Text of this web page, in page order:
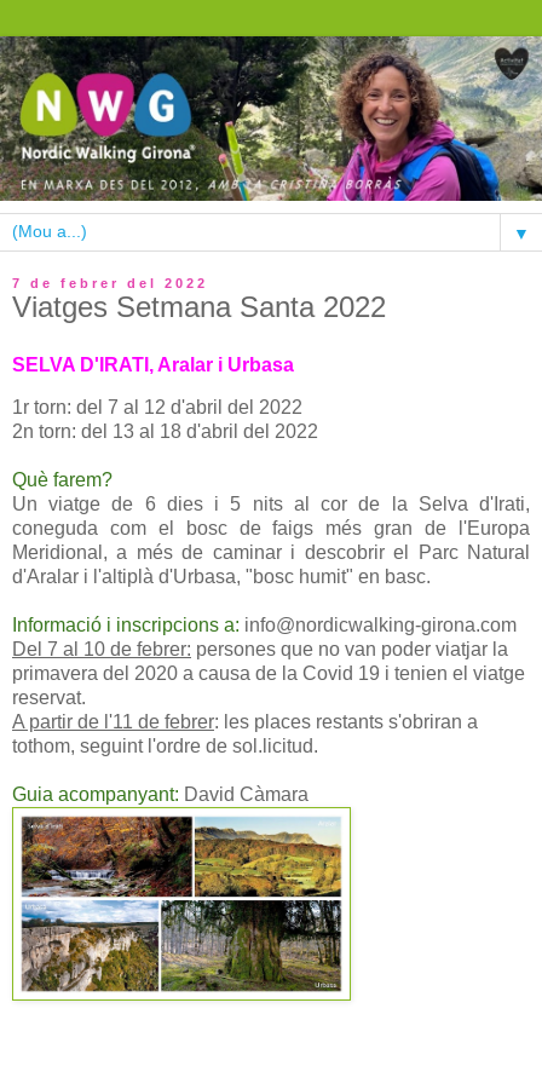
▼
7 de febrer del 2022
Viatges Setmana Santa 2022
SELVA D'IRATI, Aralar i Urbasa
1r torn: del 7 al 12 d'abril del 2022
2n torn: del 13 al 18 d'abril del 2022
Què farem?
Un viatge de 6 dies i 5 nits al cor de la Selva d'Irati,
coneguda com el bosc de faigs més gran de l'Europa
Meridional, a més de caminar i descobrir el Parc Natural
d'Aralar i l'altiplà d'Urbasa, "bosc humit" en basc.
Informació i inscripcions a: info@nordicwalking-girona.com
Del 7 al 10 de febrer: persones que no van poder viatjar la
primavera del 2020 a causa de la Covid 19 i tenien el viatge
reservat.
A partir de l'11 de febrer: les places restants s'obriran a
tothom, seguint l'ordre de sol.licitud.
Guia acompanyant: David Càmara